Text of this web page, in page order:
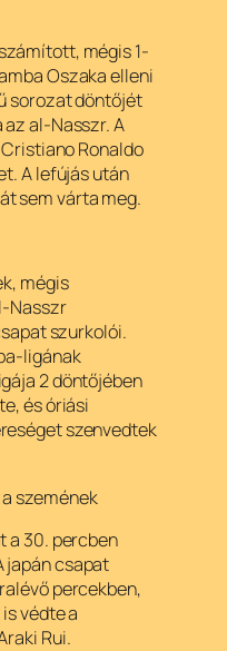
mégis 1-
Oszaka elleni
sorozat döntőjét
al-Nasszr. A
Ronaldo
A lefújás után
sem várta meg.
mégis
Nasszr
szurkolói.
ligának
2 döntőjében
és óriási
szenvedtek
szemének
a 30. percben
japán csapat
percekben,
védte a
Rui.